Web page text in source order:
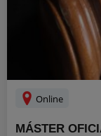
Online
MÁSTER